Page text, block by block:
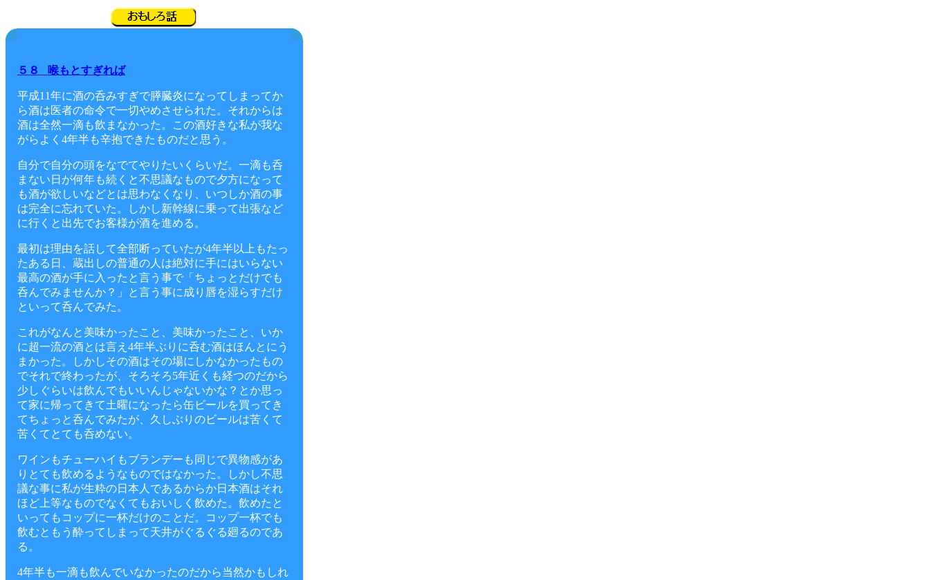
５８ 喉もとすぎれば
平成11年に酒の呑みすぎで膵臓炎になってしまってか
ら酒は医者の命令で一切やめさせられた。それからは
酒は全然一滴も飲まなかった。この酒好きな私が我な
がらよく4年半も辛抱できたものだと思う。
自分で自分の頭をなでてやりたいくらいだ。一滴も呑
まない日が何年も続くと不思議なもので夕方になって
も酒が欲しいなどとは思わなくなり、いつしか酒の事
は完全に忘れていた。しかし新幹線に乗って出張など
に行くと出先でお客様が酒を進める。
最初は理由を話して全部断っていたが4年半以上もたっ
たある日、蔵出しの普通の人は絶対に手にはいらない
最高の酒が手に入ったと言う事で「ちょっとだけでも
呑んでみませんか？」と言う事に成り唇を湿らすだけ
といって呑んでみた。
これがなんと美味かったこと、美味かったこと、いか
に超一流の酒とは言え4年半ぶりに呑む酒はほんとにう
まかった。しかしその酒はその場にしかなかったもの
でそれで終わったが、そろそろ5年近くも経つのだから
少しぐらいは飲んでもいいんじゃないかな？とか思っ
て家に帰ってきて土曜になったら缶ビールを買ってき
てちょっと呑んでみたが、久しぶりのビールは苦くて
苦くてとても呑めない。
ワインもチューハイもブランデーも同じで異物感があ
りとても飲めるようなものではなかった。しかし不思
議な事に私が生粋の日本人であるからか日本酒はそれ
ほど上等なものでなくてもおいしく飲めた。飲めたと
いってもコップに一杯だけのことだ。コップ一杯でも
飲むともう酔ってしまって天井がぐるぐる廻るのであ
る。
4年半も一滴も飲んでいなかったのだから当然かもしれ